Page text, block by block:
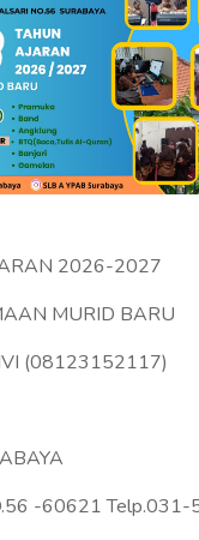
2026-2027
MURID BARU
(08123152117)
-60621